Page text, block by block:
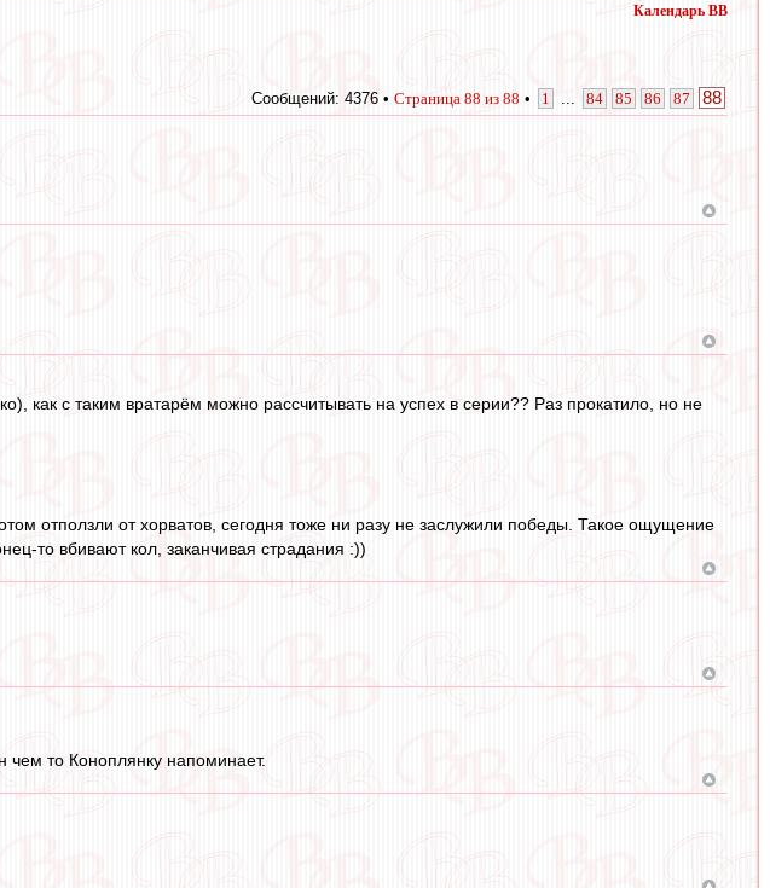
Календарь ВВ
Сообщений: 4376 • Страница 88 из 88 • 1 84 85 86 87 88
как с таким вратарём можно рассчитывать на успех в серии?? Раз прокатило, но не
отползли от хорватов, сегодня тоже ни разу не заслужили победы. Такое ощущение
то вбивают кол, заканчивая страдания :))
то Коноплянку напоминает.